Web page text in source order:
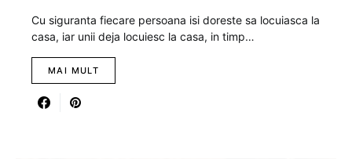
Cu siguranta fiecare persoana isi doreste sa locuiasca la
casa, iar unii deja locuiesc la casa, in timp…
MAI MULT